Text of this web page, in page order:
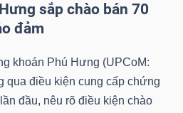
sắp chào bán 70
đảm
khoán Phú Hưng (UPCoM:
qua điều kiện cung cấp chứng
đầu, nêu rõ điều kiện chào